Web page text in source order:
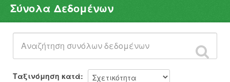
Σύνολα Δεδομένων
Φορείς
Ομάδες
Σχετικά
Σύνολα Δεδομένων
Ταξινόμηση κατά